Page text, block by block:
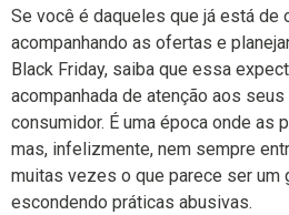
Se você é daqueles que já está de
acompanhando as ofertas e
Black Friday, saiba que essa
acompanhada de atenção aos
consumidor. É uma época onde as
mas, infelizmente, nem sempre
muitas vezes o que parece ser um
escondendo práticas abusivas.